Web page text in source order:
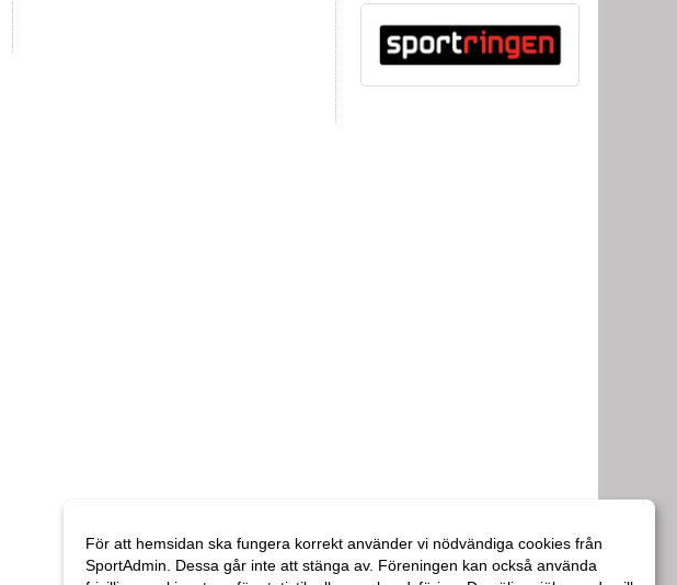
För att hemsidan ska fungera korrekt använder vi nödvändiga cookies från
SportAdmin. Dessa går inte att stänga av. Föreningen kan också använda